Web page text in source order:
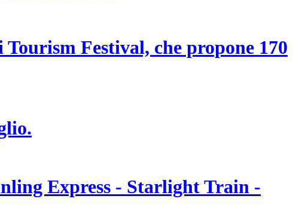
Festival, che propone 170
Express - Starlight Train -